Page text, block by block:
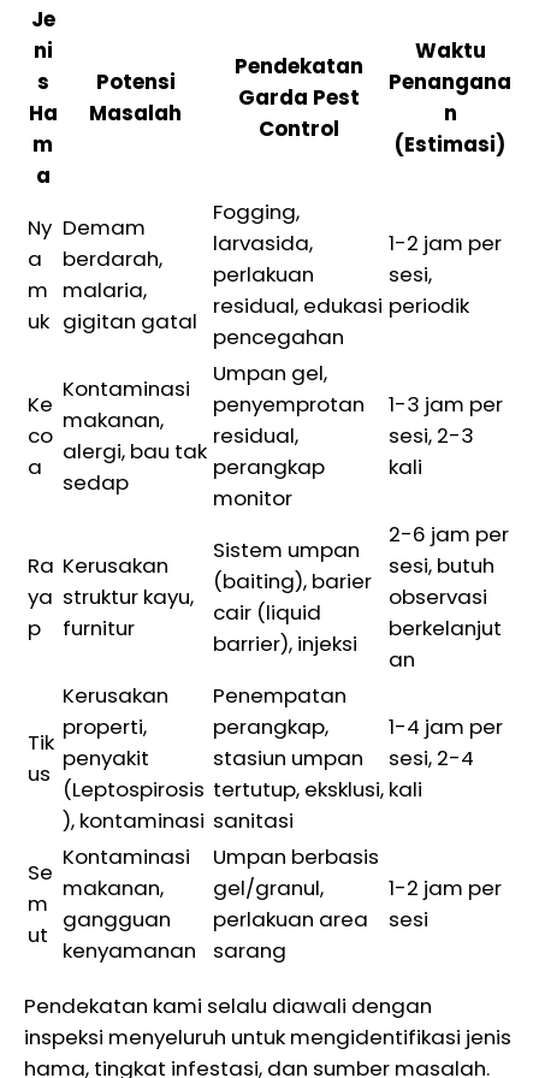
Je
ni
s
Ha
m
a
Potensi
Masalah
Pendekatan
Garda Pest
Control
Waktu
Penangana
n
(Estimasi)
Ny
a
m
uk
Demam
berdarah,
malaria,
gigitan gatal
Fogging,
larvasida,
perlakuan
residual, edukasi
pencegahan
1-2 jam per
sesi,
periodik
Ke
co
a
Kontaminasi
makanan,
alergi, bau tak
sedap
Umpan gel,
penyemprotan
residual,
perangkap
monitor
1-3 jam per
sesi, 2-3
kali
Ra
ya
p
Kerusakan
struktur kayu,
furnitur
Sistem umpan
(baiting), barier
cair (liquid
barrier), injeksi
2-6 jam per
sesi, butuh
observasi
berkelanjut
an
Tik
us
Kerusakan
properti,
penyakit
(Leptospirosis
), kontaminasi
Penempatan
perangkap,
stasiun umpan
tertutup, eksklusi,
sanitasi
1-4 jam per
sesi, 2-4
kali
Se
m
ut
Kontaminasi
makanan,
gangguan
kenyamanan
Umpan berbasis
gel/granul,
perlakuan area
sarang
1-2 jam per
sesi
Pendekatan kami selalu diawali dengan
inspeksi menyeluruh untuk mengidentifikasi jenis
hama, tingkat infestasi, dan sumber masalah.